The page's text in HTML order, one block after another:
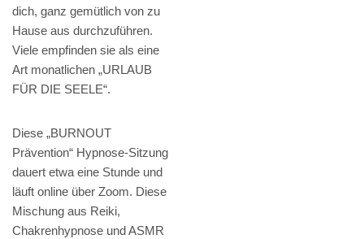
dich, ganz gemütlich von zu
Hause aus durchzuführen.
Viele empfinden sie als eine
Art monatlichen „URLAUB
FÜR DIE SEELE“.
Diese „BURNOUT
Prävention“ Hypnose-Sitzung
dauert etwa eine Stunde und
läuft online über Zoom. Diese
Mischung aus Reiki,
Chakrenhypnose und ASMR